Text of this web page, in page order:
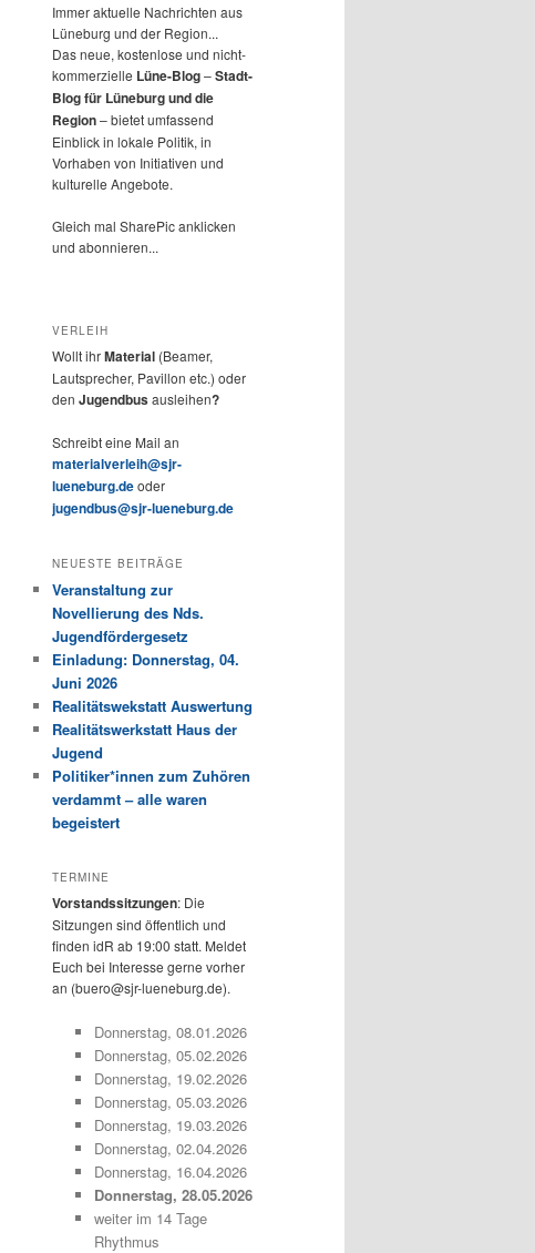
Immer aktuelle Nachrichten aus
Lüneburg und der Region...
Das neue, kostenlose und nicht-
kommerzielle Lüne-Blog–Stadt-
Blog für Lüneburg und die
Region– bietet umfassend
Einblick in lokale Politik, in
Vorhaben von Initiativen und
kulturelle Angebote.
Gleich mal SharePic anklicken
und abonnieren...
VERLEIH
Wollt ihrMaterial (Beamer,
Lautsprecher, Pavillon etc.) oder
den Jugendbusausleihen?
Schreibt eine Mail an
materialverleih@sjr-
lueneburg.deoder
jugendbus@sjr-lueneburg.de
NEUESTE BEITRÄGE
Veranstaltung zur
Novellierung des Nds.
Jugendfördergesetz
Einladung: Donnerstag, 04.
Juni 2026
Realitätswekstatt Auswertung
Realitätswerkstatt Haus der
Jugend
Politiker*innen zum Zuhören
verdammt – alle waren
begeistert
TERMINE
Vorstandssitzungen: Die
Sitzungen sind öffentlich und
finden idR ab 19:00 statt. Meldet
Euch bei Interesse gerne vorher
an (buero@sjr-lueneburg.de).
Donnerstag, 08.01.2026
Donnerstag, 05.02.2026
Donnerstag, 19.02.2026
Donnerstag, 05.03.2026
Donnerstag, 19.03.2026
Donnerstag, 02.04.2026
Donnerstag, 16.04.2026
Donnerstag, 28.05.2026
weiter im 14 Tage
Rhythmus